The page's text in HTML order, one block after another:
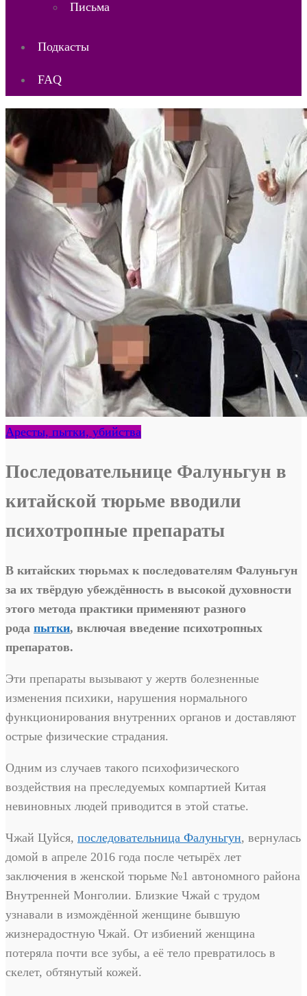
Письма
Подкасты
FAQ
Аресты, пытки, убийства
Последовательнице Фалуньгун в
китайской тюрьме вводили
психотропные препараты
В китайских тюрьмах к последователям Фалуньгун
за их твёрдую убеждённость в высокой духовности
этого метода практики применяют разного
рода пытки, включая введение психотропных
препаратов.
Эти препараты вызывают у жертв болезненные
изменения психики, нарушения нормального
функционирования внутренних органов и доставляют
острые физические страдания.
Одним из случаев такого психофизического
воздействия на преследуемых компартией Китая
невиновных людей приводится в этой статье.
Чжай Цуйся, последовательница Фалуньгун, вернулась
домой в апреле 2016 года после четырёх лет
заключения в женской тюрьме №1 автономного района
Внутренней Монголии. Близкие Чжай с трудом
узнавали в измождённой женщине бывшую
жизнерадостную Чжай. От избиений женщина
потеряла почти все зубы, а её тело превратилось в
скелет, обтянутый кожей.